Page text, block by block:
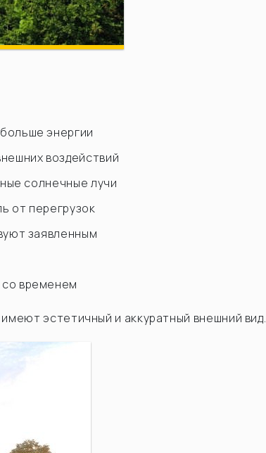
энергии
воздействий
солнечные лучи
от перегрузок
заявленным
временем
эстетичный и аккуратный внешний вид.